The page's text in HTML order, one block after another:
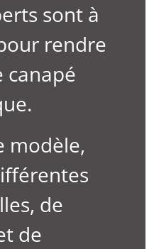
sont à
rendre
canapé
modèle,
de
de